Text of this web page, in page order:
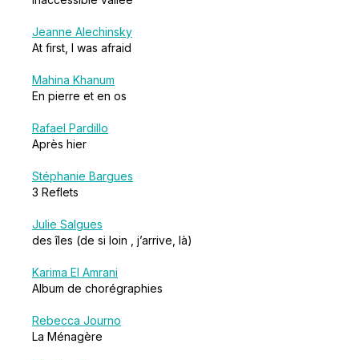
Jeanne Alechinsky
At first, I was afraid
Mahina Khanum
En pierre et en os
Rafael Pardillo
Après hier
Stéphanie Bargues
3 Reflets
Julie Salgues
des îles (de si loin , j’arrive, là)
Karima El Amrani
Album de chorégraphies
Rebecca Journo
La Ménagère